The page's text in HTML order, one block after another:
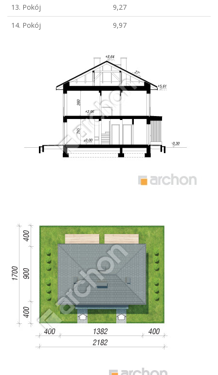
13. Pokój
9,27
14. Pokój
9,97